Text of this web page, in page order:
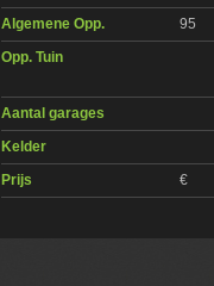
Algemene Opp.
95
Opp. Tuin
Aantal garages
Kelder
Prijs
€